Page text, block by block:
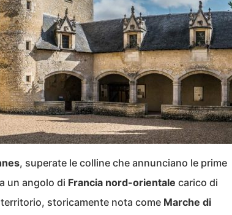
, superate le colline che annunciano le prime
un angolo di Francia nord-orientale carico di
storicamente nota come Marche di